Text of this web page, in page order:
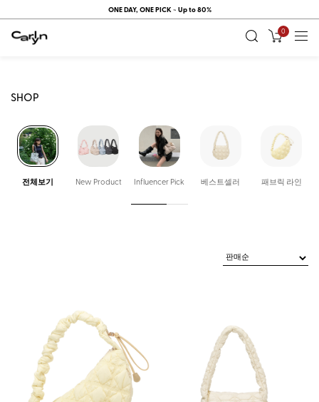
시즌오프 기간에는 멤버십 쿠폰이 제공되지 않습니다.
0
SHOP
전체보기 New Product Influencer Pick 베스트셀러 패브릭 라인